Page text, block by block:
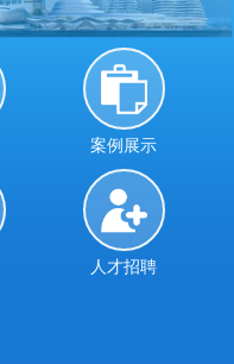
案例展示
人才招聘